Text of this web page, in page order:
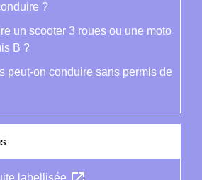
?
un scooter 3 roues ou une moto
B ?
peut-on conduire sans permis de